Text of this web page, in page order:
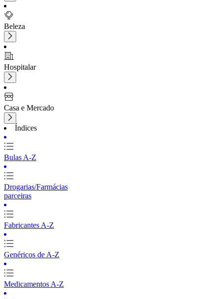
Beleza
Hospitalar
Casa e Mercado
Índices
Bulas A-Z
Drogarias/Farmácias
parceiras
Fabricantes A-Z
Genéricos de A-Z
Medicamentos A-Z